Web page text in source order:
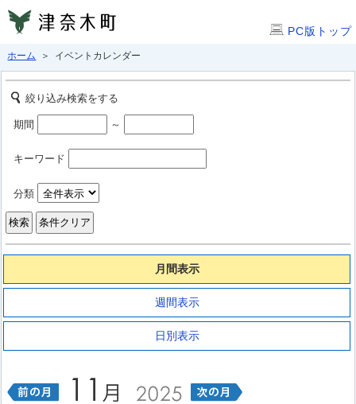
PC版トップ
ホーム ＞ イベントカレンダー
絞り込み検索をする
期間 ～
キーワード
分類
月間表示
週間表示
日別表示